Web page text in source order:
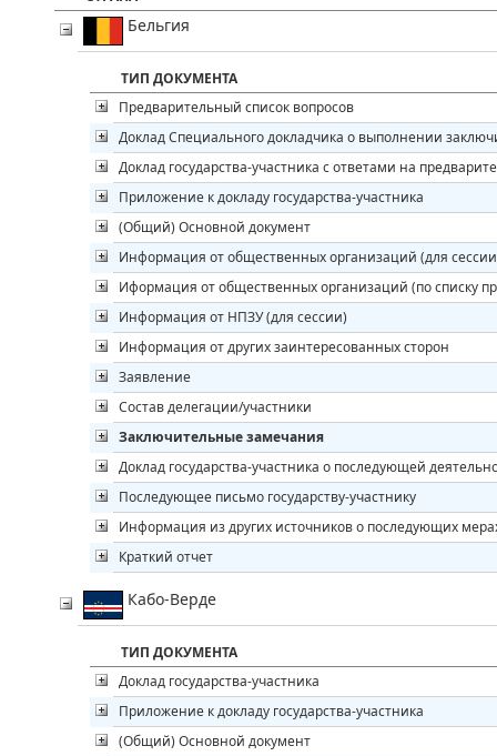
Бельгия
ТИП ДОКУМЕНТА
Предварительный список вопросов
Доклад Специального докладчика о выполнении
Доклад государства-участника с ответами на
Приложение к докладу государства-участника
(Общий) Основной документ
Информация от общественных организаций (для
Иформация от общественных организаций (по списку
Информация от НПЗУ (для сессии)
Информация от других заинтересованных сторон
Заявление
Состав делегации/участники
Заключительные замечания
Доклад государства-участника о последующей
Последующее письмо государству-участнику
Информация из других источников о последующих
Краткий отчет
Кабо-Верде
ТИП ДОКУМЕНТА
Доклад государства-участника
Приложение к докладу государства-участника
(Общий) Основной документ